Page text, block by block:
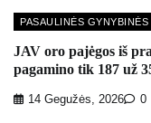
PASAULINĖS
JAV oro pajėgos iš
pagamino tik 187 už
14 Gegužės, 2026 0